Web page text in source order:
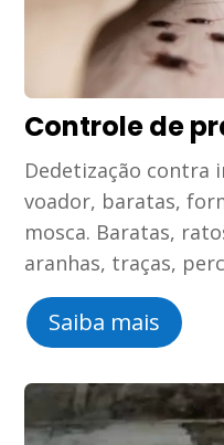
Controle de
Dedetização contra
voador, baratas,
mosca. Baratas,
aranhas, traças,
Saiba mais